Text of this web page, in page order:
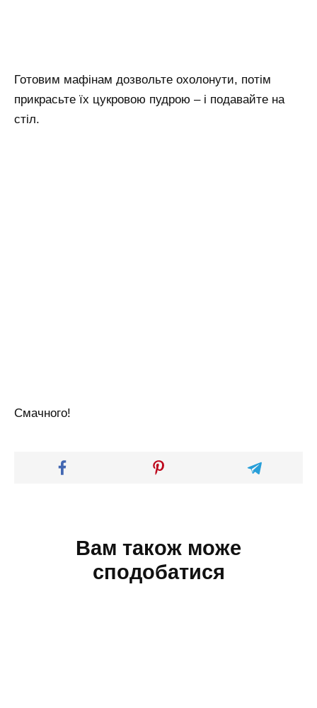
Готовим мафінам дозвольте охолонути, потім
прикрасьте їх цукровою пудрою – і подавайте на
стіл.
Смачного!
Вам також може
сподобатися